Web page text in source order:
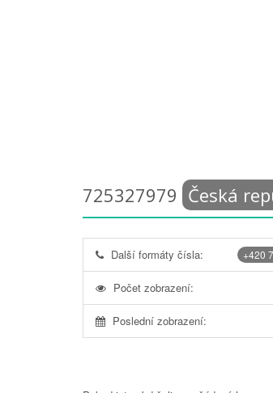
725327979 Česká
+420
Další formáty čísla:
Počet zobrazení:
Poslední zobrazení: